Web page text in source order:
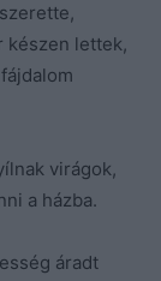
készen lettek,
virágok,
a házba.
áradt